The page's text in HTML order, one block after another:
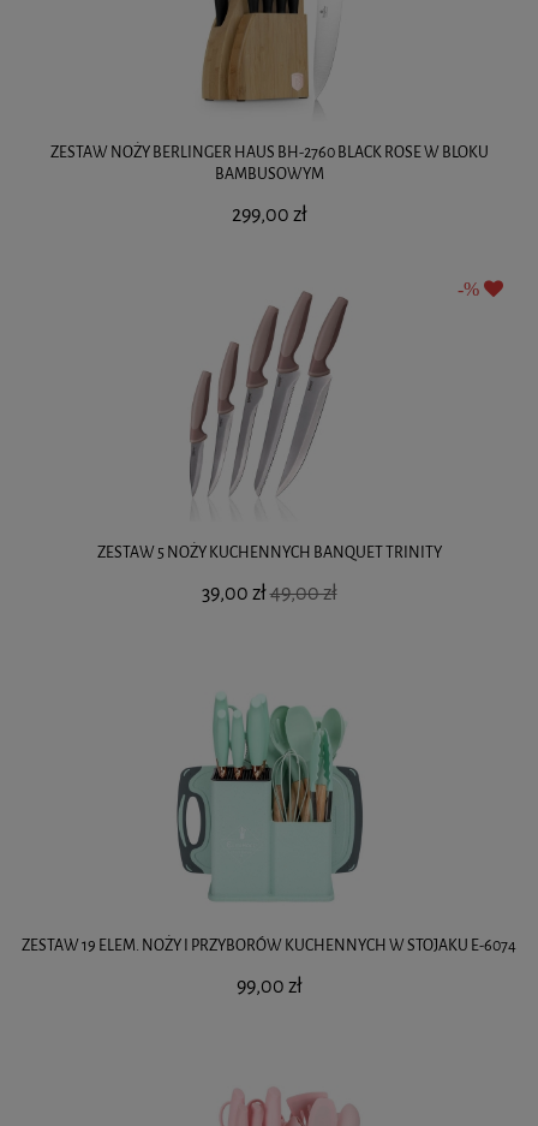
ZESTAW NOŻY BERLINGER HAUS BH-2760 BLACK ROSE W BLOKU
BAMBUSOWYM
299,00 zł
ZESTAW 5 NOŻY KUCHENNYCH BANQUET TRINITY
39,00 zł49,00 zł
ZESTAW 19 ELEM. NOŻY I PRZYBORÓW KUCHENNYCH W STOJAKU E-6074
99,00 zł